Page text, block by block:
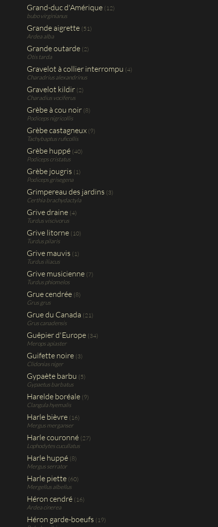
Grand-duc d'Amérique (12)
bubo virginianus
Grande aigrette (51)
Ardea alba
Grande outarde (2)
Otis tarda
Gravelot à collier interrompu (4)
Charadrius alexandrinus
Gravelot kildir (2)
Charadius vociferus
Grèbe à cou noir (8)
Podiceps nigricollis
Grèbe castagneux (9)
Tachybaptus ruficollis
Grèbe huppé (40)
Podiceps cristatus
Grèbe jougris (1)
Podiceps grisegena
Grimpereau des jardins (3)
Certhia brachydactyla
Grive draine (4)
Turdus viscivorus
Grive litorne (10)
Turdus pilaris
Grive mauvis (1)
Turdus iliacus
Grive musicienne (7)
Turdus phiomelos
Grue cendrée (8)
Grus grus
Grue du Canada (21)
Grus canadensis
Guêpier d'Europe (34)
Merops apiaster
Guifette noire (3)
Clidonias niger
Gypaète barbu (5)
Gypaetus barbatus
Harelde boréale (9)
Clangula hyemalis
Harle bièvre (16)
Mergus merganser
Harle couronné (27)
Lophodytes cucullatus
Harle huppé (8)
Mergus serrator
Harle piette (60)
Mergellus albellus
Héron cendré (16)
Ardea cinerea
Héron garde-boeufs (19)